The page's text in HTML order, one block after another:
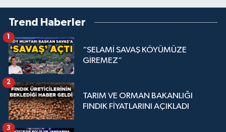
Trend Haberler
“SELAMİ SAVAŞ KÖYÜMÜZE
GİREMEZ”
1
TARIM VE ORMAN BAKANLIĞI
FINDIK FİYATLARINI AÇIKLADI
2
3